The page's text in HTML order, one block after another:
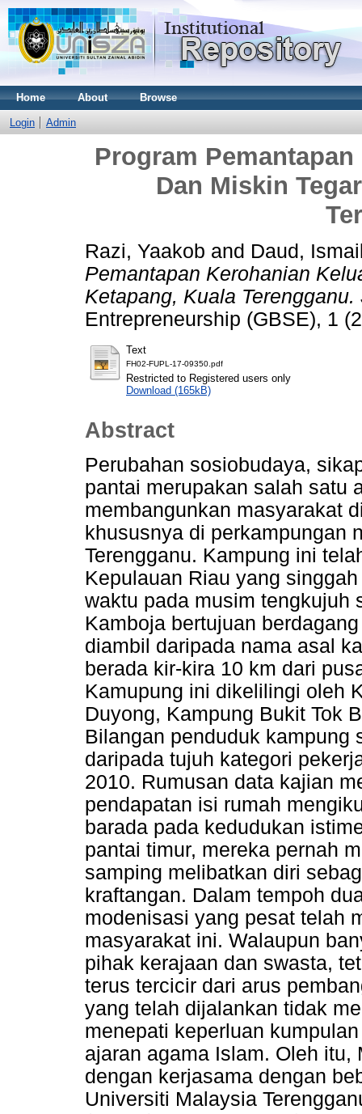
Home About Browse
Login Admin
Program
Dan Miskin
Razi, Yaakob and Daud,
Pemantapan Kerohanian
Ketapang, Kuala Terengganu.
Entrepreneurship (GBSE), 1
Text
FH02-FUPL-17-09350.pdf
Restricted to Registered users only
Download (165kB)
Abstract
Perubahan sosiobudaya,
pantai merupakan salah satu
membangunkan masyarakat
khususnya di perkampungan
Terengganu. Kampung ini
Kepulauan Riau yang
waktu pada musim tengkujuh
Kamboja bertujuan
diambil daripada nama asal
berada kir-kira 10 km dari
Kamupung ini dikelilingi oleh
Duyong, Kampung Bukit Tok
Bilangan penduduk kampung
daripada tujuh kategori
2010. Rumusan data kajian
pendapatan isi rumah
barada pada kedudukan
pantai timur, mereka pernah
samping melibatkan diri
kraftangan. Dalam tempoh
modenisasi yang pesat telah
masyarakat ini. Walaupun
pihak kerajaan dan swasta,
terus tercicir dari arus
yang telah dijalankan tidak
menepati keperluan
ajaran agama Islam. Oleh
dengan kerjasama dengan
Universiti Malaysia